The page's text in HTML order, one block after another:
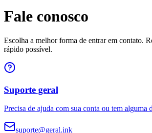
Fale conosco
Escolha a melhor forma de entrar em contato.
rápido possível.
Suporte geral
Precisa de ajuda com sua conta ou tem alguma
suporte@geral.ink